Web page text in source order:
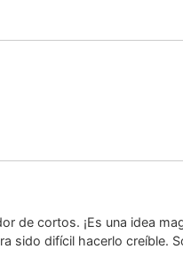
de cortos. ¡Es una idea
sido difícil hacerlo creíble.